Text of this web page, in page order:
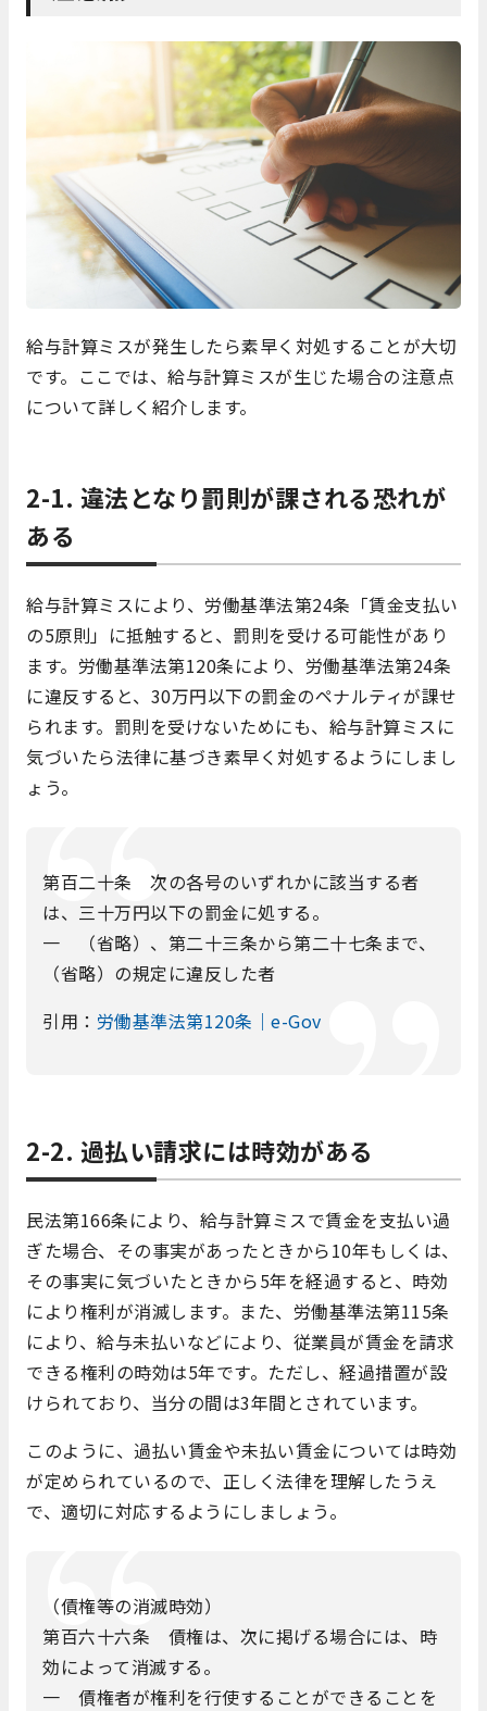
給与計算ミスが発生したら素早く対処することが大切
です。ここでは、給与計算ミスが生じた場合の注意点
について詳しく紹介します。
2-1. 違法となり罰則が課される恐れが
ある
給与計算ミスにより、労働基準法第24条「賃金支払い
の5原則」に抵触すると、罰則を受ける可能性があり
ます。労働基準法第120条により、労働基準法第24条
に違反すると、30万円以下の罰金のペナルティが課せ
られます。罰則を受けないためにも、給与計算ミスに
気づいたら法律に基づき素早く対処するようにしまし
ょう。
第百二十条 次の各号のいずれかに該当する者
は、三十万円以下の罰金に処する。
一 （省略）、第二十三条から第二十七条まで、
（省略）の規定に違反した者
引用： 労働基準法第120条｜e-Gov
2-2. 過払い請求には時効がある
民法第166条により、給与計算ミスで賃金を支払い過
ぎた場合、その事実があったときから10年もしくは、
その事実に気づいたときから5年を経過すると、時効
により権利が消滅します。また、労働基準法第115条
により、給与未払いなどにより、従業員が賃金を請求
できる権利の時効は5年です。ただし、経過措置が設
けられており、当分の間は3年間とされています。
このように、過払い賃金や未払い賃金については時効
が定められているので、正しく法律を理解したうえ
で、適切に対応するようにしましょう。
（債権等の消滅時効）
第百六十六条 債権は、次に掲げる場合には、時
効によって消滅する。
一 債権者が権利を行使することができることを